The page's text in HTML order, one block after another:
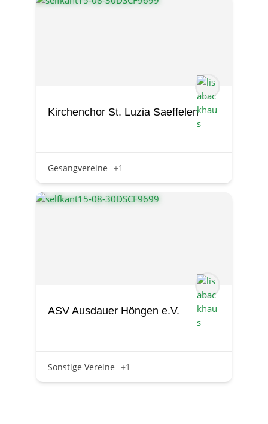
Kirchenchor St. Luzia Saeffelen
Gesangvereine +1
ASV Ausdauer Höngen e.V.
Sonstige Vereine +1